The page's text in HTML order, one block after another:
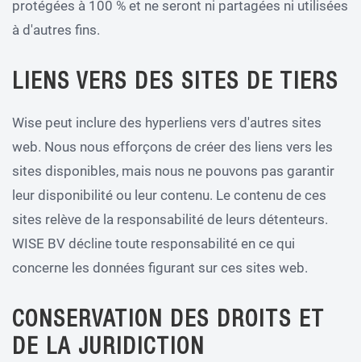
protégées à 100 % et ne seront ni partagées ni utilisées
à d'autres fins.
LIENS VERS DES SITES DE TIERS
Wise peut inclure des hyperliens vers d'autres sites
web. Nous nous efforçons de créer des liens vers les
sites disponibles, mais nous ne pouvons pas garantir
leur disponibilité ou leur contenu. Le contenu de ces
sites relève de la responsabilité de leurs détenteurs.
WISE BV décline toute responsabilité en ce qui
concerne les données figurant sur ces sites web.
CONSERVATION DES DROITS ET
DE LA JURIDICTION